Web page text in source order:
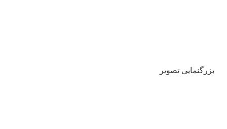
بزرگنمایی تصویر